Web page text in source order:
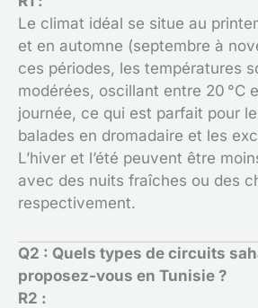
Le climat idéal se situe au
et en automne (septembre à
ces périodes, les températures
modérées, oscillant entre 20 °C
journée, ce qui est parfait pour
balades en dromadaire et les
L’hiver et l’été peuvent être
avec des nuits fraîches ou des
respectivement.
Q2 : Quels types de circuits
proposez-vous en Tunisie ?
R2 :